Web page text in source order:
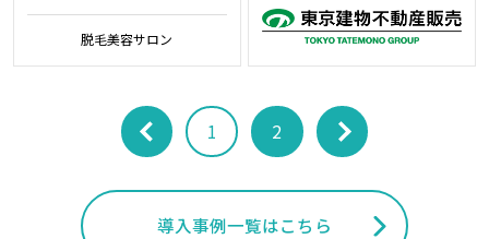
脱毛美容サロン
1 2
導入事例一覧はこちら